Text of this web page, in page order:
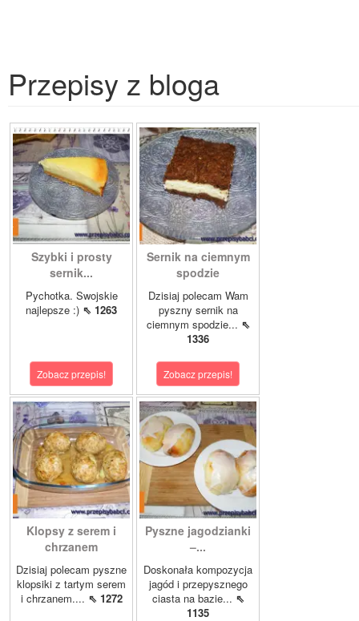
Przepisy z bloga
Szybki i prosty
sernik...
Pychotka. Swojskie
najlepsze :) ⇖ 1263
Zobacz przepis!
Sernik na ciemnym
spodzie
Dzisiaj polecam Wam
pyszny sernik na
ciemnym spodzie... ⇖
1336
Zobacz przepis!
Klopsy z serem i
chrzanem
Dzisiaj polecam pyszne
klopsiki z tartym serem
i chrzanem.... ⇖ 1272
Pyszne jagodzianki
–...
Doskonała kompozycja
jagód i przepysznego
ciasta na bazie... ⇖
1135